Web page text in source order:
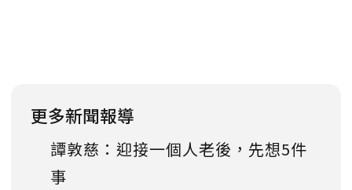
更多新聞報導
譚敦慈：迎接一個人老後，先想5件
事